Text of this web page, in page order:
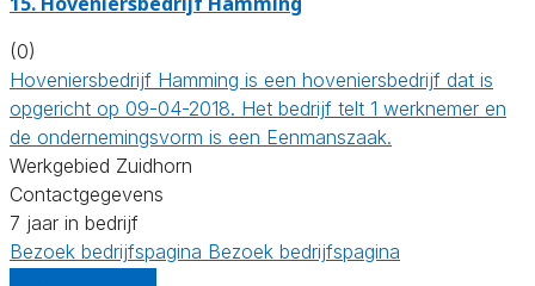
(0)
Hoveniersbedrijf Hamming is een hoveniersbedrijf dat is
opgericht op 09-04-2018. Het bedrijf telt 1 werknemer en
de ondernemingsvorm is een Eenmanszaak.
Werkgebied Zuidhorn
Contactgegevens
7 jaar in bedrijf
Bezoek bedrijfspagina Bezoek bedrijfspagina